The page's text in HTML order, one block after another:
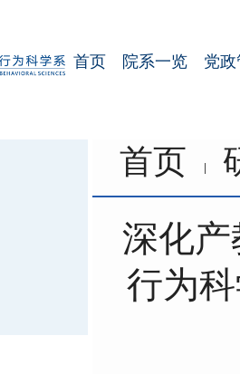
首页 院系一览 党
首页
深化
行为